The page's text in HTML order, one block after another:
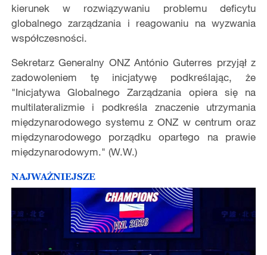
kierunek w rozwiązywaniu problemu deficytu
globalnego zarządzania i reagowaniu na wyzwania
współczesności.
Sekretarz Generalny ONZ António Guterres przyjął z
zadowoleniem tę inicjatywę podkreślając, że
"Inicjatywa Globalnego Zarządzania opiera się na
multilateralizmie i podkreśla znaczenie utrzymania
międzynarodowego systemu z ONZ w centrum oraz
międzynarodowego porządku opartego na prawie
międzynarodowym." (W.W.)
NAJWAŻNIEJSZE